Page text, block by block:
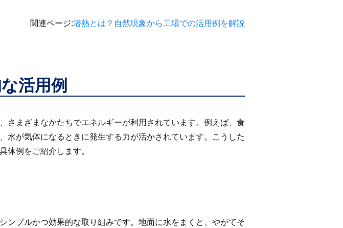
関連ページ:潜熱とは？自然現象から工場での活用例を解説
活用例
まざまなかたちでエネルギーが利用されています。例えば、食
が気体になるときに発生する力が活かされています。こうした
例をご紹介します。
プルかつ効果的な取り組みです。地面に水をまくと、やがてそ